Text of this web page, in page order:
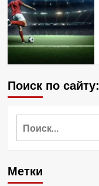
Поиск по сайту:
Метки